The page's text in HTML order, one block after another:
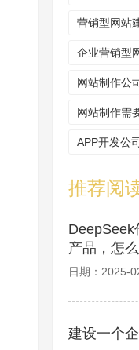
营销型网站
企业营销型
网站制作公
网站制作需
APP开发公司
推荐阅
DeepSeek
产品，怎
日期：2025-
建设一个